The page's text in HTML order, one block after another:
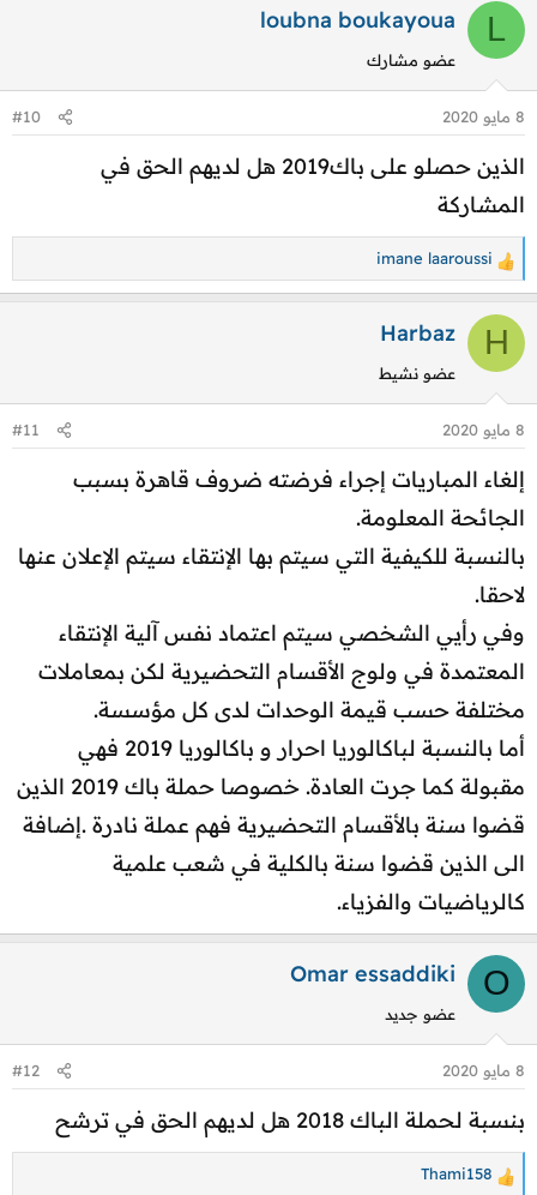
ت
ع
ل
ت
L
loubna boukayoua
عضو مشارك
8 مايو 2020 #10
الذين حصلو على باك2019 هل لديهم الحق في
المشاركة
ل
ت
ع
ل
ت
imane laaroussi
H
Harbaz
عضو نشيط
8 مايو 2020 #11
إلغاء المباريات إجراء فرضته ضروف قاهرة بسبب
الجائحة المعلومة.
بالنسبة للكيفية التي سيتم بها الإنتقاء سيتم الإعلان عنها
لاحقا.
وفي رأيي الشخصي سيتم اعتماد نفس آلية الإنتقاء
المعتمدة في ولوج الأقسام التحضيرية لكن بمعاملات
مختلفة حسب قيمة الوحدات لدى كل مؤسسة.
أما بالنسبة لباكالوريا احرار و باكالوريا 2019 فهي
مقبولة كما جرت العادة. خصوصا حملة باك 2019 الذين
قضوا سنة بالأقسام التحضيرية فهم عملة نادرة .إضافة
الى الذين قضوا سنة بالكلية في شعب علمية
كالرياضيات والفزياء.
O
Omar essaddiki
عضو جديد
8 مايو 2020 #12
بنسبة لحملة الباك 2018 هل لديهم الحق في ترشح
Thami158